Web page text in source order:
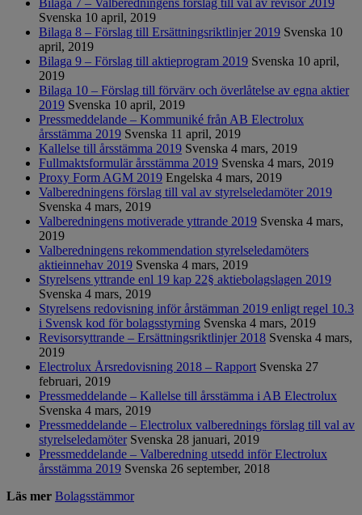
Svenska 10 april, 2019
Bilaga 8 – Förslag till Ersättningsriktlinjer 2019 Svenska 10
april, 2019
Bilaga 9 – Förslag till aktieprogram 2019 Svenska 10 april,
2019
Bilaga 10 – Förslag till förvärv och överlåtelse av egna aktier
2019 Svenska 10 april, 2019
Pressmeddelande – Kommuniké från AB Electrolux
årsstämma 2019 Svenska 11 april, 2019
Kallelse till årsstämma 2019 Svenska 4 mars, 2019
Fullmaktsformulär årsstämma 2019 Svenska 4 mars, 2019
Proxy Form AGM 2019 Engelska 4 mars, 2019
Valberedningens förslag till val av styrelseledamöter 2019
Svenska 4 mars, 2019
Valberedningens motiverade yttrande 2019 Svenska 4 mars,
2019
Valberedningens rekommendation styrelseledamöters
aktieinnehav 2019 Svenska 4 mars, 2019
Styrelsens yttrande enl 19 kap 22§ aktiebolagslagen 2019
Svenska 4 mars, 2019
Styrelsens redovisning inför årstämman 2019 enligt regel 10.3
i Svensk kod för bolagsstyrning Svenska 4 mars, 2019
Revisorsyttrande – Ersättningsriktlinjer 2018 Svenska 4 mars,
2019
Electrolux Årsredovisning 2018 – Rapport Svenska 27
februari, 2019
Pressmeddelande – Kallelse till årsstämma i AB Electrolux
Svenska 4 mars, 2019
Pressmeddelande – Electrolux valberednings förslag till val av
styrelseledamöter Svenska 28 januari, 2019
Pressmeddelande – Valberedning utsedd inför Electrolux
årsstämma 2019 Svenska 26 september, 2018
Läs mer Bolagsstämmor